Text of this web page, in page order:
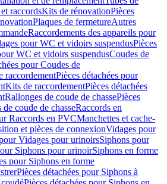
raccordsKits de rénovationPièces
Plaques de fermetureAutres
Raccordements des appareils pour
pour WC et vidoirs suspendusPièces
WC et vidoirs suspendusCoudes de
pour Coudes de
raccordementPièces détachées pour
Kits de raccordementPièces détachées
Rallonges de coude de chassePièces
coude de chasseRaccords en
Raccords en PVCManchettes et cache-
et pièces de connexionVidages pour
Vidages pour urinoirsSiphons pour
Siphons pour urinoirSiphons en forme
pour Siphons en forme
Pièces détachées pour Siphons à